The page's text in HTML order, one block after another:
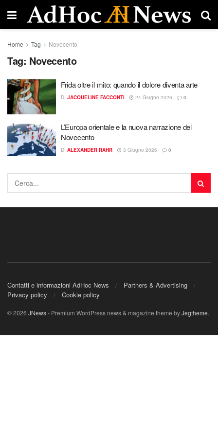
Home Tag Novecento
Tag: Novecento
Frida oltre il mito: quando il dolore diventa arte
DI JACQUELINE FACCONTI 24 Giugno 2026 0
L’Europa orientale e la nuova narrazione del
Novecento
DI ALEXANDER RAHR 3 Giugno 2026 0
Contatti e informazioni AdHoc News
Partners & Advertising
Privacy policy
Cookie policy
© 2026 JNews- Premium WordPress news & magazine theme byJegtheme.